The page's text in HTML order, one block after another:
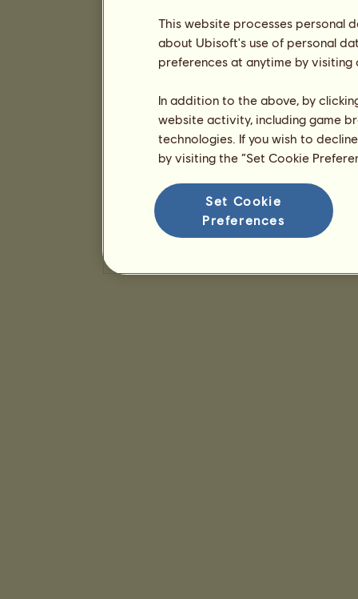
This website processes personal
about Ubisoft's use of personal
preferences at anytime by
In addition to the above, by
website activity, including game
technologies. If you wish to
by visiting the “Set Cookie
Set Cookie
Preferences